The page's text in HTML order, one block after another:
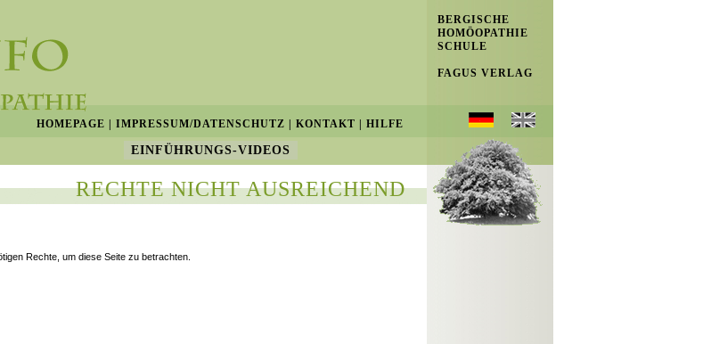
EINFÜHRUNGS-VIDEOS
BERGISCHE
HOMÖOPATHIE
SCHULE
FAGUS VERLAG
HOMEPAGE IMPRESSUM/DATENSCHUTZ KONTAKT HILFE
RECHTE NICHT AUSREICHEND
Rechte, um diese Seite zu betrachten.